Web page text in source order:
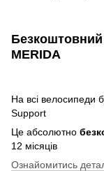
Безкоштовний
MERIDA
На всі велосипеди
Support
Це абсолютно
12 місяців
Ознайомитись